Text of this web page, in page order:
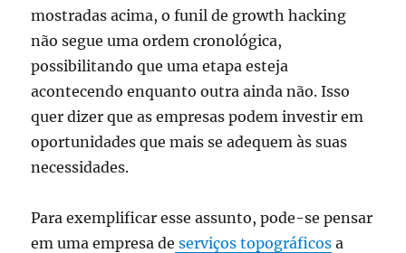
mostradas acima, o funil de growth hacking
não segue uma ordem cronológica,
possibilitando que uma etapa esteja
acontecendo enquanto outra ainda não. Isso
quer dizer que as empresas podem investir em
oportunidades que mais se adequem às suas
necessidades.
Para exemplificar esse assunto, pode-se pensar
em uma empresa de serviços topográficos a